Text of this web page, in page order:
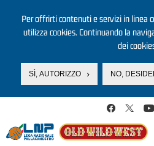
Per offrirti contenuti e servizi in linea
utilizza cookies. Continuando la
dei
SÌ, AUTORIZZO NO,